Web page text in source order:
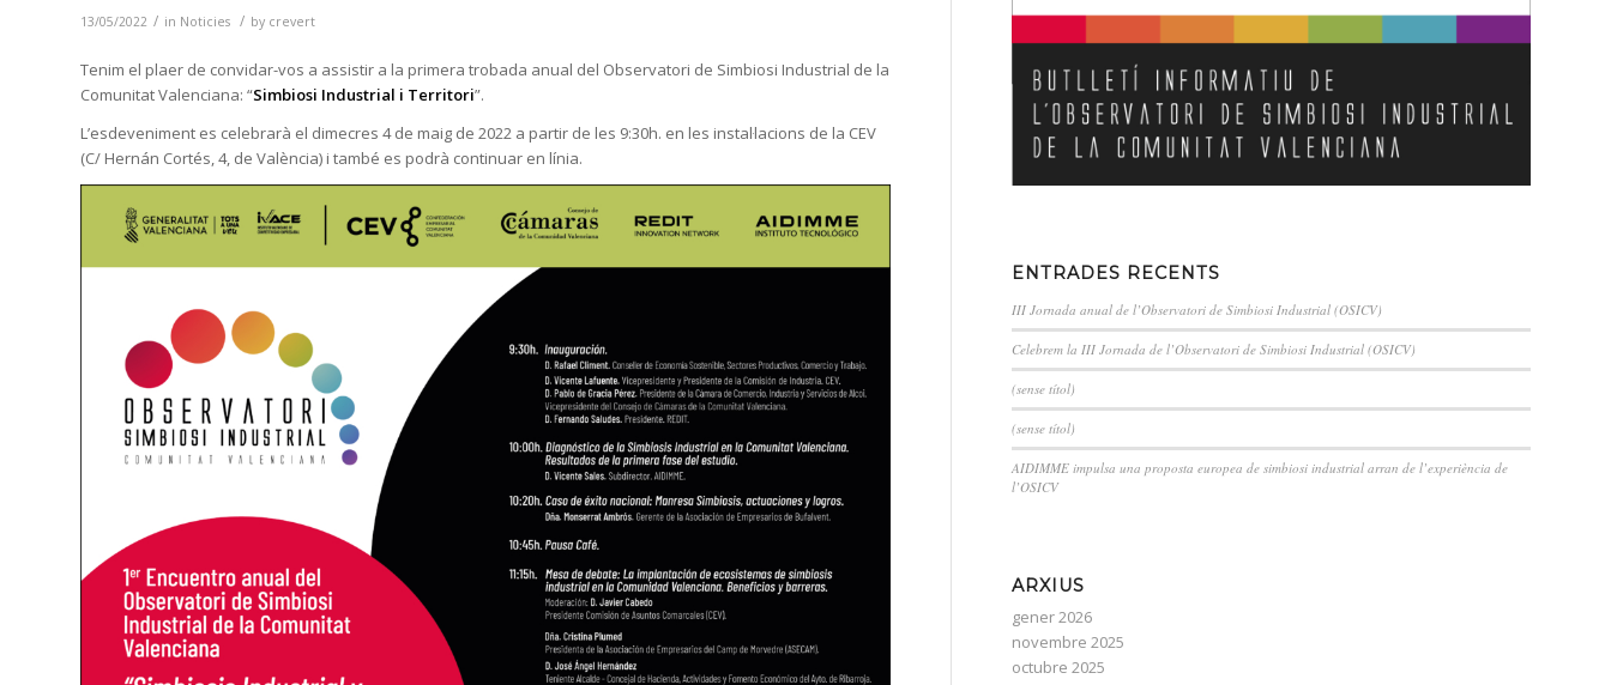
13/05/2022 / in Noticies / by crevert
Tenim el plaer de convidar-vos a assistir a la primera trobada anual del Observatori de Simbiosi Industrial de la
Comunitat Valenciana: “Simbiosi Industrial i Territori”.
L’esdeveniment es celebrarà el dimecres 4 de maig de 2022 a partir de les 9:30h. en les instal·lacions de la CEV
(C/ Hernán Cortés, 4, de València) i també es podrà continuar en línia.
ENTRADES RECENTS
III Jornada anual de l’Observatori de Simbiosi Industrial (OSICV)
Celebrem la III Jornada de l’Observatori de Simbiosi Industrial (OSICV)
(sense títol)
(sense títol)
AIDIMME impulsa una proposta europea de simbiosi industrial arran de l’experiència de
l’OSICV
ARXIUS
gener 2026
novembre 2025
octubre 2025